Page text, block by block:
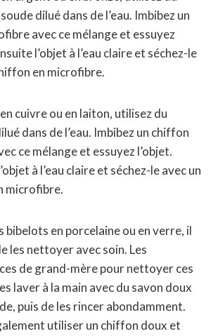
dilué dans de l’eau. Imbibez un
avec ce mélange et essuyez
l’objet à l’eau claire et séchez-le
en microfibre.
cuivre ou en laiton, utilisez du
dans de l’eau. Imbibez un chiffon
ce mélange et essuyez l’objet.
à l’eau claire et séchez-le avec un
microfibre.
bibelots en porcelaine ou en verre, il
les nettoyer avec soin. Les
de grand-mère pour nettoyer ces
laver à la main avec du savon doux
puis de les rincer abondamment.
utiliser un chiffon doux et